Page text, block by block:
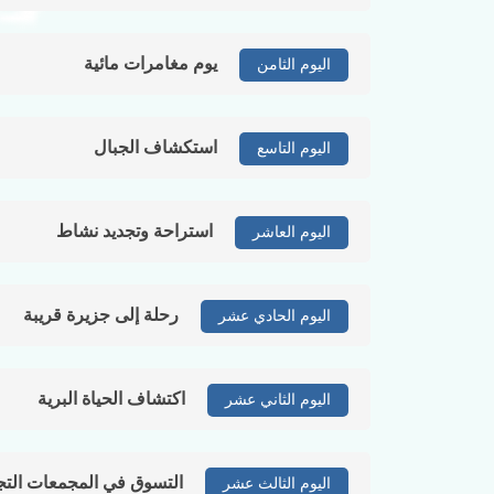
اليوم الثامن يوم مغامرات مائية
اليوم التاسع استكشاف الجبال
اليوم العاشر استراحة وتجديد نشاط
اليوم الحادي عشر رحلة إلى جزيرة قريبة
اليوم الثاني عشر اكتشاف الحياة البرية
اليوم الثالث عشر التسوق في المجمعات